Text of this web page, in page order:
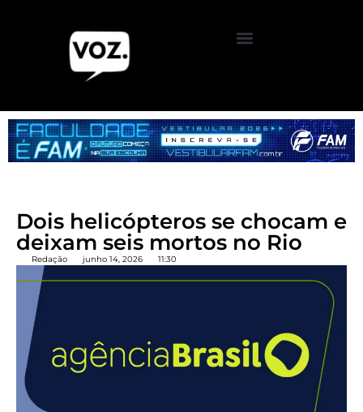
Dois helicópteros se chocam e
deixam seis mortos no Rio
Redação junho 14, 2026 11:30